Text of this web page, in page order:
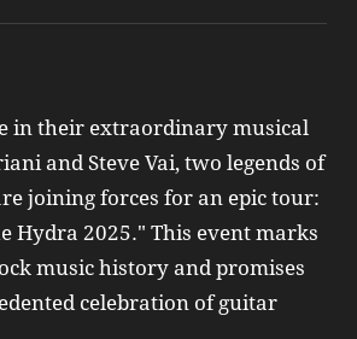
in their extraordinary musical
and Steve Vai, two legends of
joining forces for an epic tour:
Hydra 2025." This event marks
music history and promises
celebration of guitar